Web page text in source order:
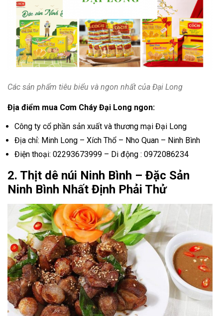
Các sản phẩm tiêu biểu và ngon nhất của Đại Long
Địa điểm mua Cơm Cháy Đại Long ngon:
Công ty cổ phần sản xuất và thương mại Đại Long
Địa chỉ: Minh Long – Xích Thổ – Nho Quan – Ninh Bình
Điện thoại: 02293673999 – Di động : 0972086234
2. Thịt dê núi Ninh Bình – Đặc Sản
Ninh Bình Nhất Định Phải Thử